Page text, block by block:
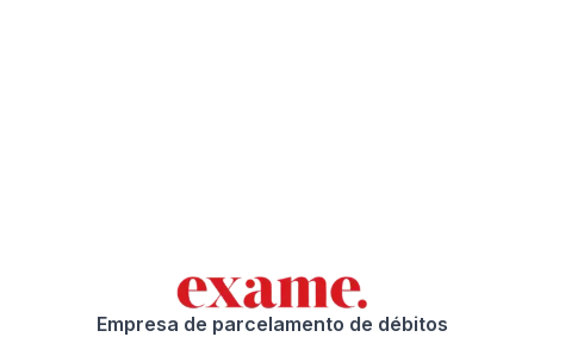
Empresa de parcelamento de débitos